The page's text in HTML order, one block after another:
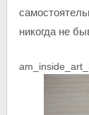
никогда не